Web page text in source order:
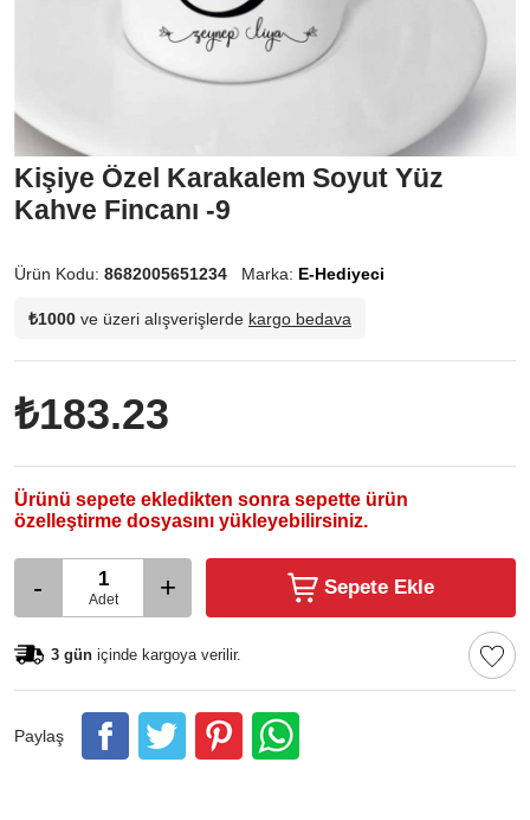
Kişiye Özel Karakalem Soyut Yüz
Kahve Fincanı -9
Ürün Kodu: 8682005651234 Marka: E-Hediyeci
₺1000 ve üzeri alışverişlerde kargo bedava
₺183.23
Ürünü sepete ekledikten sonra sepette ürün
özelleştirme dosyasını yükleyebilirsiniz.
- Adet + Sepete Ekle
3 gün içinde kargoya verilir.
Paylaş